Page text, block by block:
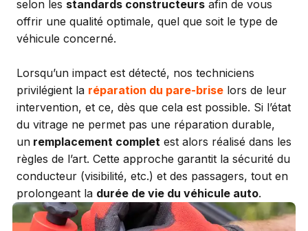
selon les standards constructeurs afin de vous
offrir une qualité optimale, quel que soit le type de
véhicule concerné.
Lorsqu’un impact est détecté, nos techniciens
privilégient la réparation du pare-brise lors de leur
intervention, et ce, dès que cela est possible. Si l’état
du vitrage ne permet pas une réparation durable,
un remplacement complet est alors réalisé dans les
règles de l’art. Cette approche garantit la sécurité du
conducteur (visibilité, etc.) et des passagers, tout en
prolongeant la durée de vie du véhicule auto.